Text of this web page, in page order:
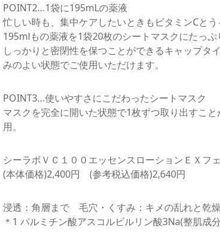
POINT2…1袋に195mLの薬液
忙しい時も、集中ケアしたいときもビタミンCと
195mlもの薬液を1袋20枚のシートマスクにたっぷ
しっかりと密閉性を保つことができるキャップタ
みのよい状態でご使⽤いただけます。
POINT3…使いやすさにこだわったシートマスク
マスクを完全に開いた状態で1枚ずつ取り出すこ
⽤。
シーラボＶＣ１００エッセンスローションＥＸフ
(本体価格)2,400円 (参考税込価格)2,640円
浸透：⾓層まで ⽑⽳・くすみ：キメの乱れと乾
＊1 パルミチン酸アスコルビルリン酸3Na(整肌成